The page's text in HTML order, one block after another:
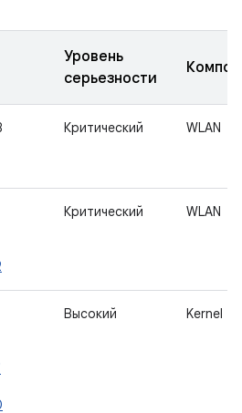
Уровень
серьезности
Критический WLAN
Критический WLAN
Высокий Kernel